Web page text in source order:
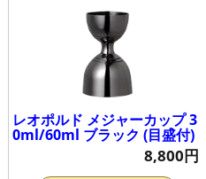
レオポルド メジャーカップ 3
0ml/60ml ブラック (目盛付)
8,800円